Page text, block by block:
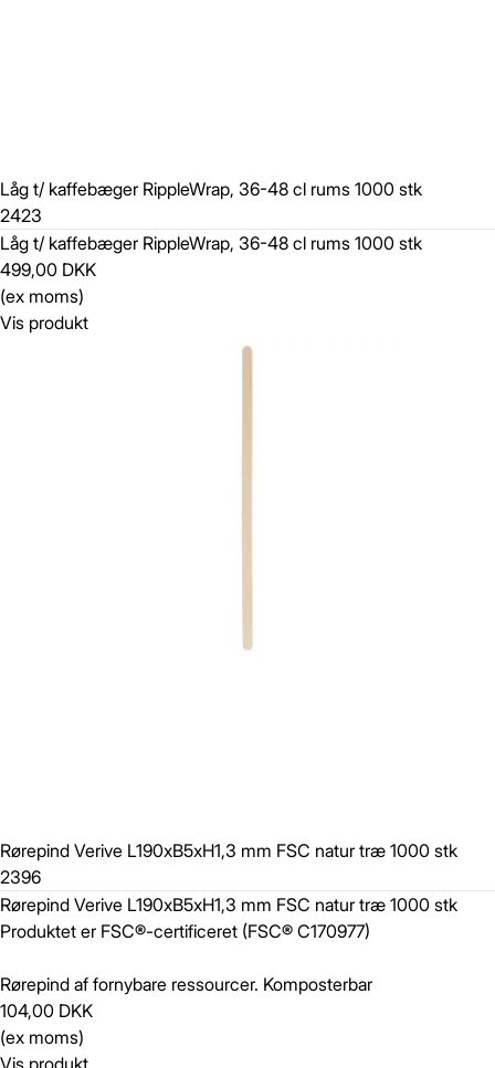
Låg t/ kaffebæger RippleWrap, 36-48 cl rums 1000 stk
2423
Låg t/ kaffebæger RippleWrap, 36-48 cl rums 1000 stk
499,00 DKK
(ex moms)
Vis produkt
Rørepind Verive L190xB5xH1,3 mm FSC natur træ 1000 stk
2396
Rørepind Verive L190xB5xH1,3 mm FSC natur træ 1000 stk
Produktet er FSC®-certificeret (FSC® C170977)
Rørepind af fornybare ressourcer. Komposterbar
104,00 DKK
(ex moms)
Vis produkt